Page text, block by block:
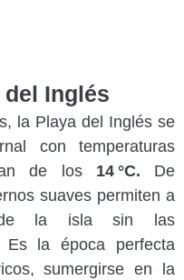
Inglés
la Playa del Inglés se
con temperaturas
de los 14 °C. De
suaves permiten a
de la isla sin las
Es la época perfecta
sumergirse en la